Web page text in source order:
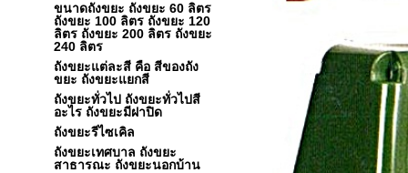
ขนาดถังขยะ ถังขยะ 60 ลิตร
ถังขยะ 100 ลิตร ถังขยะ 120
ลิตร ถังขยะ 200 ลิตร ถังขยะ
240 ลิตร
ถังขยะแต่ละสี คือ สีของถัง
ขยะ ถังขยะแยกสี
ถังขยะทั่วไป ถังขยะทั่วไปสี
อะไร ถังขยะมีฝาปิด
ถังขยะรีไซเคิล
ถังขยะเทศบาล ถังขยะ
สาธารณะ ถังขยะนอกบ้าน